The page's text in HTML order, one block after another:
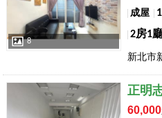
8
成屋
2房1
新北市
店長推薦 正明
60,000